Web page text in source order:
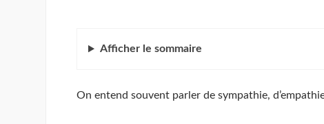
Afficher le sommaire
On entend souvent parler de sympathie,